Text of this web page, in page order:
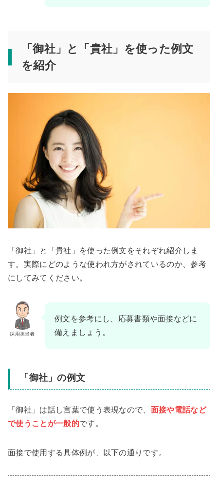
「御社」と「貴社」を使った例文
を紹介
「御社」と「貴社」を使った例文をそれぞれ紹介しま
す。実際にどのような使われ方がされているのか、参考
にしてみてください。
採用担当者
例文を参考にし、応募書類や面接などに
備えましょう。
「御社」の例文
「御社」は話し言葉で使う表現なので、 面接や電話など
で使うことが一般的です。
面接で使用する具体例が、以下の通りです。